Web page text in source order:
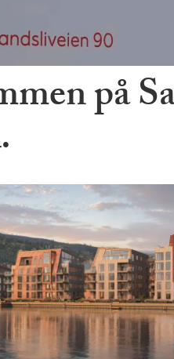
på